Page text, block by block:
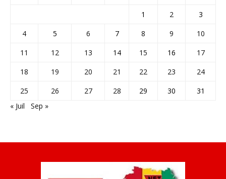
1 2
3
4
5 6 7 8 9
10
11
12 13 14 15 16
17
18
19 20 21 22 23
24
25
26 27 28 29 30
31
« Juil
Sep »